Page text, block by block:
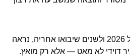
לקראת המחצית השנייה של 2026 ולשנים שיבואו אחריה, נראה
דוידי לא מאט — אלא רק מואץ.